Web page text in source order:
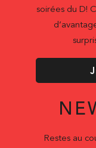
soirées du D!
Restes au